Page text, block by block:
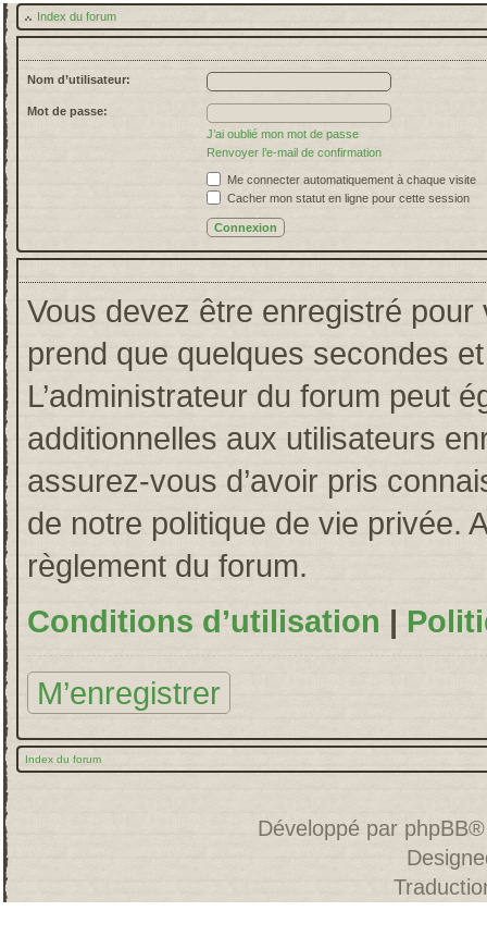
Index du forum
Nom d’utilisateur:
Mot de passe:
J’ai oublié mon mot de passe
Renvoyer l’e-mail de confirmation
Me connecter automatiquement à chaque visite
Cacher mon statut en ligne pour cette session
Vous devez être enregistré pour
prend que quelques secondes
L’administrateur du forum peut
additionnelles aux utilisateurs
assurez-vous d’avoir pris
de notre politique de vie privée.
règlement du forum.
Conditions d’utilisation |
M’enregistrer
Index du forum
Développé par phpBB®